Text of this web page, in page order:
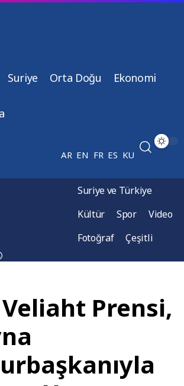
Suriye Orta Doğu Ekonomi
AR EN FR ES KU
Suriye ve Türkiye
Kültür
Spor
Video
Fotoğraf
Çeşitli
Prensi,